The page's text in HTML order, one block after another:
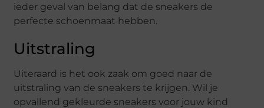
ieder geval van belang dat de sneakers de
perfecte schoenmaat hebben.
Uitstraling
Uiteraard is het ook zaak om goed naar de
uitstraling van de sneakers te krijgen. Wil je
opvallend gekleurde sneakers voor jouw kind